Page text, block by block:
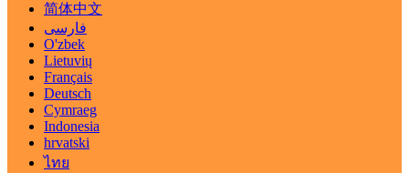
简体中文
فارسی
O'zbek
Lietuvių
Français
Deutsch
Cymraeg
Indonesia
hrvatski
ไทย